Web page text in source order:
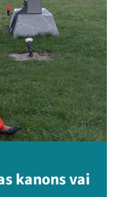
Flick TikTok
kanons vai